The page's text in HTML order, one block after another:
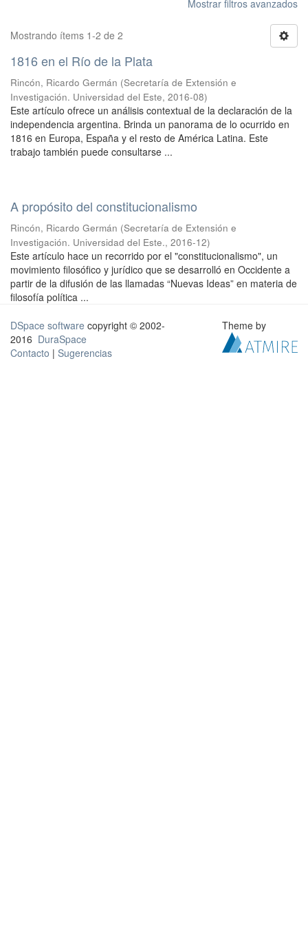
Mostrar filtros avanzados
Mostrando ítems 1-2 de 2
1816 en el Río de la Plata
Rincón, Ricardo Germán (Secretaría de Extensión e
Investigación. Universidad del Este, 2016-08)
Este artículo ofrece un análisis contextual de la declaración de la
independencia argentina. Brinda un panorama de lo ocurrido en
1816 en Europa, España y el resto de América Latina. Este
trabajo también puede consultarse ...
A propósito del constitucionalismo
Rincón, Ricardo Germán (Secretaría de Extensión e
Investigación. Universidad del Este., 2016-12)
Este artículo hace un recorrido por el "constitucionalismo", un
movimiento filosófico y jurídico que se desarrolló en Occidente a
partir de la difusión de las llamadas “Nuevas Ideas” en materia de
filosofía política ...
DSpace software copyright © 2002-
2016 DuraSpace
Contacto | Sugerencias
Theme by